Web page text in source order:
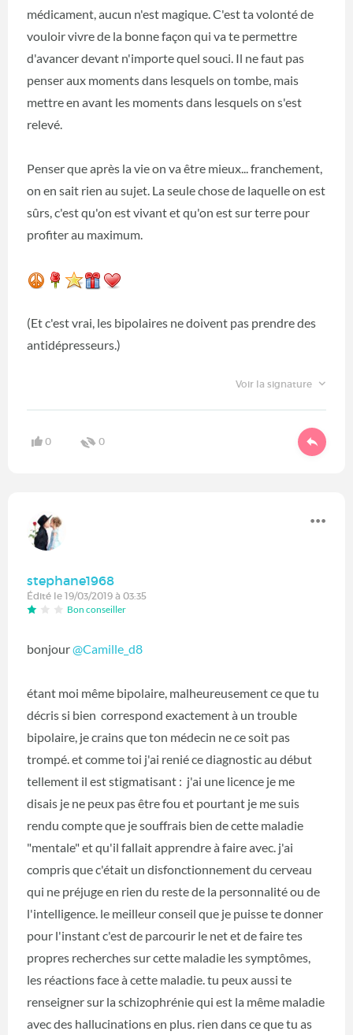
médicament, aucun n'est magique. C'est ta volonté de
vouloir vivre de la bonne façon qui va te permettre
d'avancer devant n'importe quel souci. Il ne faut pas
penser aux moments dans lesquels on tombe, mais
mettre en avant les moments dans lesquels on s'est
relevé.
Penser que après la vie on va être mieux... franchement,
on en sait rien au sujet. La seule chose de laquelle on est
sûrs, c'est qu'on est vivant et qu'on est sur terre pour
profiter au maximum.
(Et c'est vrai, les bipolaires ne doivent pas prendre des
antidépresseurs.)
Voir la signature
0 0
stephane1968
Édité le 19/03/2019 à 03:35
Bon conseiller
bonjour@Camille_d8
étant moi même bipolaire, malheureusement ce que tu
décris si bien correspond exactement à un trouble
bipolaire, je crains que ton médecin ne ce soit pas
trompé. et comme toi j'ai renié ce diagnostic au début
tellement il est stigmatisant : j'ai une licence je me
disais je ne peux pas être fou et pourtant je me suis
rendu compte que je souffrais bien de cette maladie
"mentale" et qu'il fallait apprendre à faire avec. j'ai
compris que c'était un disfonctionnement du cerveau
qui ne préjuge en rien du reste de la personnalité ou de
l'intelligence. le meilleur conseil que je puisse te donner
pour l'instant c'est de parcourir le net et de faire tes
propres recherches sur cette maladie les symptômes,
les réactions face à cette maladie. tu peux aussi te
renseigner sur la schizophrénie qui est la même maladie
avec des hallucinations en plus. rien dans ce que tu as